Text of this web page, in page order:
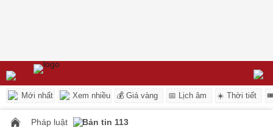
Mới nhất Xem nhiều 💰 Giá vàng 📅 Lịch âm ☀️ Thời tiết
Pháp luật Bản tin 113